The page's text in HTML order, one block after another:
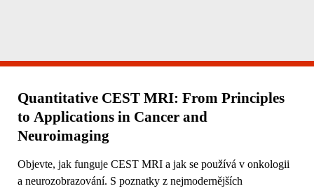
Quantitative CEST MRI: From Principles
to Applications in Cancer and
Neuroimaging
Objevte, jak funguje CEST MRI a jak se používá v onkologii
a neurozobrazování. S poznatky z nejmodernějších